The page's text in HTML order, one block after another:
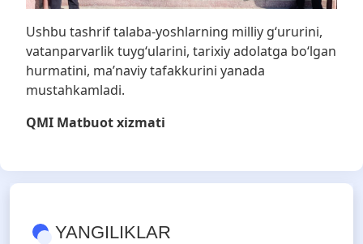
Ushbu tashrif talaba-yoshlarning milliy g‘ururini,
vatanparvarlik tuyg‘ularini, tarixiy adolatga bo‘lgan
hurmatini, ma’naviy tafakkurini yanada
mustahkamladi.
QMI Matbuot xizmati
YANGILIKLAR